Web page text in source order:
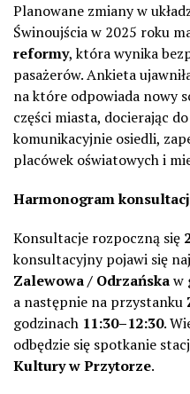
Planowane zmiany w
Świnoujścia w 2025 roku
reformy, która wynika
pasażerów. Ankieta
na które odpowiada nowy
części miasta, docierając
komunikacyjnie osiedli,
placówek oświatowych i
Harmonogram
Konsultacje rozpoczną się
konsultacyjny pojawi się
Zalewowa / Odrzańskaw
a następnie na przystanku
godzinach 11:30–12:30.
odbędzie się spotkanie
Kultury w Przytorze.